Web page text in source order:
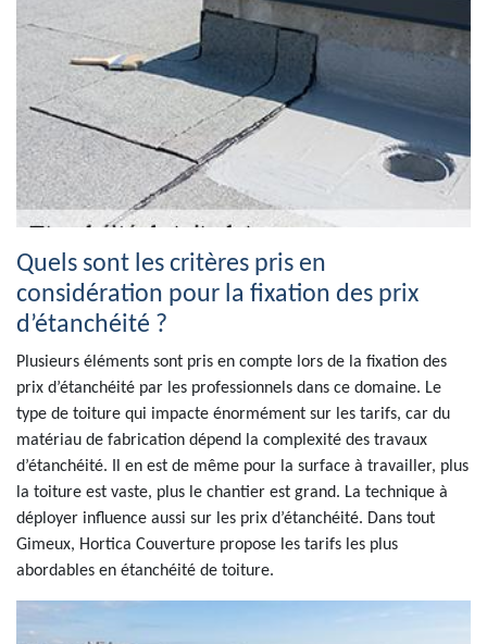
Quels sont les critères pris en
considération pour la fixation des prix
d’étanchéité ?
Plusieurs éléments sont pris en compte lors de la fixation des
prix d’étanchéité par les professionnels dans ce domaine. Le
type de toiture qui impacte énormément sur les tarifs, car du
matériau de fabrication dépend la complexité des travaux
d’étanchéité. Il en est de même pour la surface à travailler, plus
la toiture est vaste, plus le chantier est grand. La technique à
déployer influence aussi sur les prix d’étanchéité. Dans tout
Gimeux, Hortica Couverture propose les tarifs les plus
abordables en étanchéité de toiture.